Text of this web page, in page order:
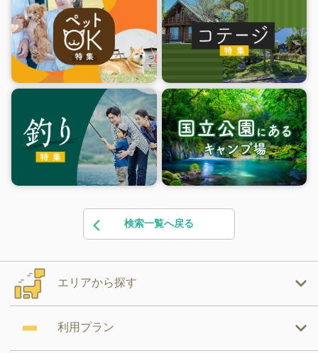
検索一覧へ戻る
エリアから探す
利用プラン